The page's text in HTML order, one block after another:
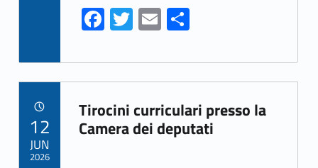
Fa
ce
b
o
o
k
T
w
itt
er
E
m
ai
l
S
h
ar
e
Link identifier archive #link-archive-19125
Tirocini curriculari presso la
Camera dei deputati
12
JUN
2026